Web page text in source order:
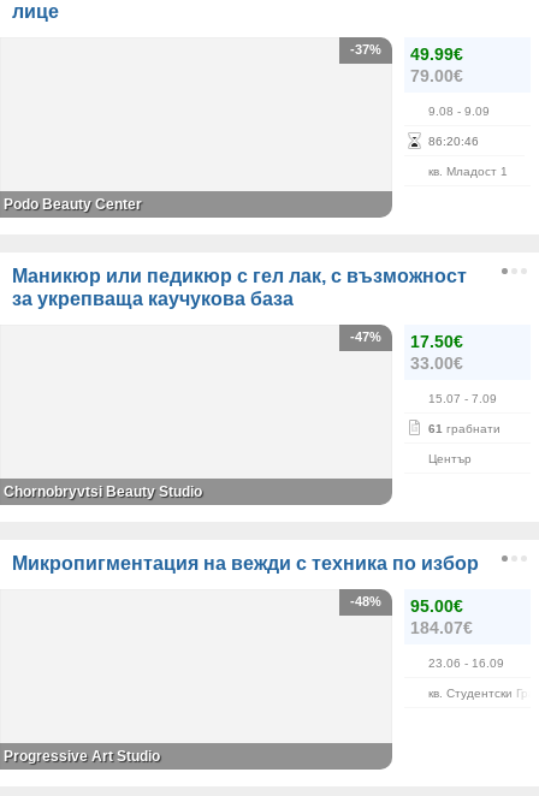
лице
49.99€
79.00€
9.08 - 9.09
86:20:46
кв. Младост 1
-37%
Podo Beauty Center
Маникюр или педикюр с гел лак, с възможност
за укрепваща каучукова база
17.50€
33.00€
15.07 - 7.09
61 грабнати
Център
-47%
Chornobryvtsi Beauty Studio
Микропигментация на вежди с техника по избор
95.00€
184.07€
23.06 - 16.09
кв. Студентски
-48%
Progressive Art Studio